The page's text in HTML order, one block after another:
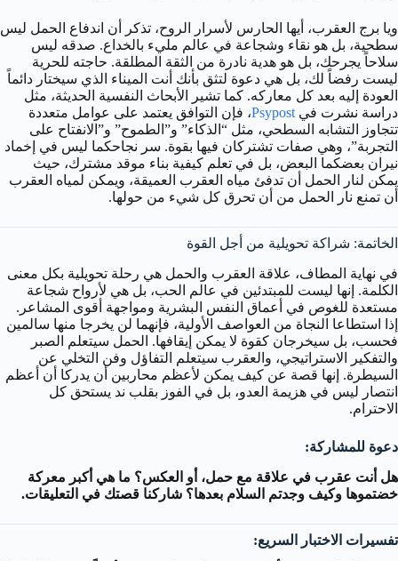
ويا برج العقرب، أيها الحارس لأسرار الروح، تذكر أن اندفاع الحمل ليس
سطحية، بل هو نقاء وشجاعة في عالم مليء بالخداع. صدقه ليس
سلاحاً يجرحك، بل هو هدية نادرة من الثقة المطلقة. حاجته للحرية
ليست رفضاً لك، بل هي دعوة لتثق بأنك أنت الميناء الذي سيختار دائماً
العودة إليه بعد كل معاركه. كما تشير الأبحاث النفسية الحديثة، مثل
دراسة نشرت في Psypost، فإن التوافق يعتمد على عوامل متعددة
تتجاوز التشابه السطحي، مثل “الذكاء” و”الطموح” و”الانفتاح على
التجربة”، وهي صفات تشتركان فيها بقوة. سر نجاحكما ليس في إخماد
نيران بعضكما البعض، بل في تعلم كيفية بناء موقد مشترك، حيث
يمكن لنار الحمل أن تدفئ مياه العقرب العميقة، ويمكن لمياه العقرب
أن تمنع نار الحمل من أن تحرق كل شيء من حولها.
الخاتمة: شراكة تحويلية من أجل القوة
في نهاية المطاف، علاقة العقرب والحمل هي رحلة تحويلية بكل معنى
الكلمة. إنها ليست للمبتدئين في عالم الحب، بل هي لأرواح شجاعة
مستعدة للغوص في أعماق النفس البشرية ومواجهة أقوى المشاعر.
إذا استطاعا النجاة من العواصف الأولية، فإنهما لن يخرجا منها سالمين
فحسب، بل سيخرجان كقوة لا يمكن إيقافها. الحمل سيتعلم الصبر
والتفكير الاستراتيجي، والعقرب سيتعلم التفاؤل وفن التخلي عن
السيطرة. إنها قصة عن كيف يمكن لأعظم محاربين أن يدركا أن أعظم
انتصار ليس في هزيمة العدو، بل في الفوز بقلب ند يستحق كل
الاحترام.
دعوة للمشاركة:
هل أنت عقرب في علاقة مع حمل، أو العكس؟ ما هي أكبر معركة
خضتموها وكيف وجدتم السلام بعدها؟ شاركنا قصتك في التعليقات.
تفسيرات الاختبار السريع: